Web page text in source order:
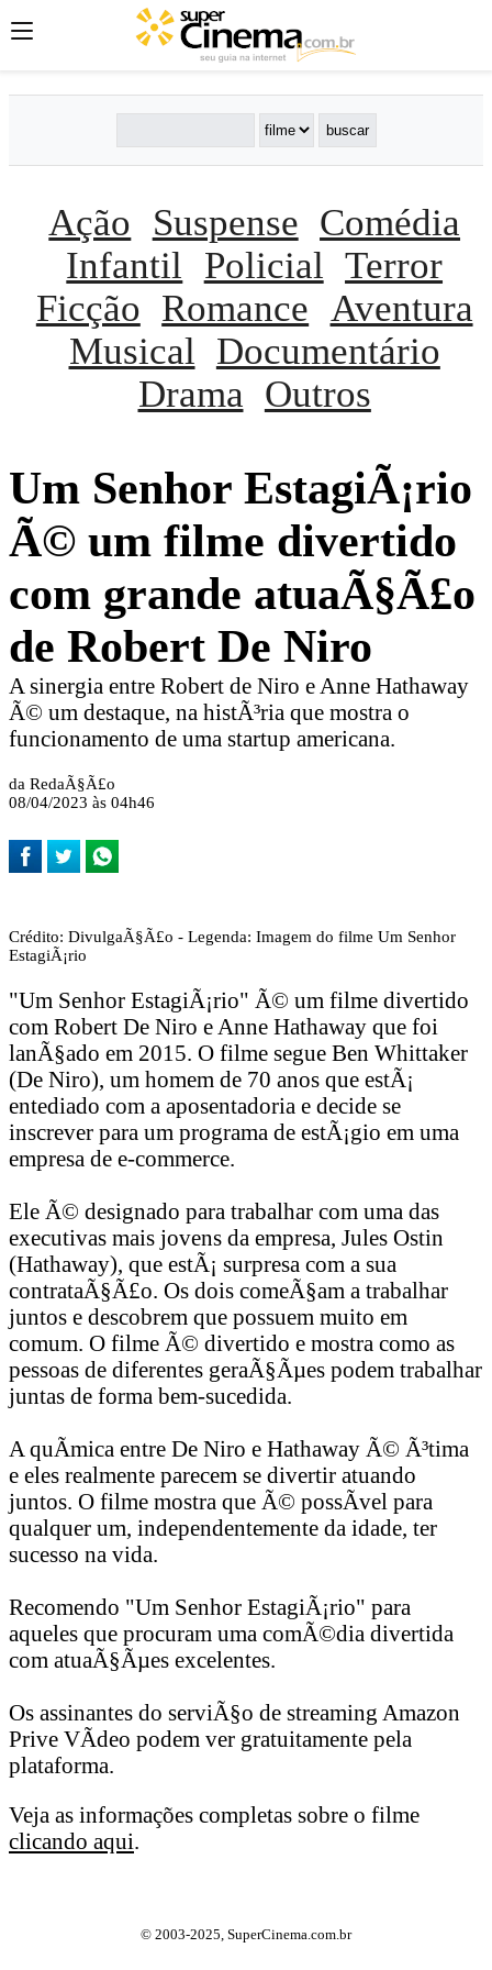
Ação Suspense Comédia
Infantil
Policial Terror
Ficção Romance Aventura
Musical
Documentário
Drama Outros
Um Senhor EstagiÃ¡rio
Ã© um filme divertido
com grande atuaÃ§Ã£o
de Robert De Niro
A sinergia entre Robert de Niro e Anne Hathaway
Ã© um destaque, na histÃ³ria que mostra o
funcionamento de uma startup americana.
da RedaÃ§Ã£o
08/04/2023 às 04h46
Crédito: DivulgaÃ§Ã£o - Legenda: Imagem do filme Um Senhor
EstagiÃ¡rio
"Um Senhor EstagiÃ¡rio" Ã© um filme divertido
com Robert De Niro e Anne Hathaway que foi
lanÃ§ado em 2015. O filme segue Ben Whittaker
(De Niro), um homem de 70 anos que estÃ¡
entediado com a aposentadoria e decide se
inscrever para um programa de estÃ¡gio em uma
empresa de e-commerce.
Ele Ã© designado para trabalhar com uma das
executivas mais jovens da empresa, Jules Ostin
(Hathaway), que estÃ¡ surpresa com a sua
contrataÃ§Ã£o. Os dois comeÃ§am a trabalhar
juntos e descobrem que possuem muito em
comum. O filme Ã© divertido e mostra como as
pessoas de diferentes geraÃ§Ãµes podem trabalhar
juntas de forma bem-sucedida.
A quÃ­mica entre De Niro e Hathaway Ã© Ã³tima
e eles realmente parecem se divertir atuando
juntos. O filme mostra que Ã© possÃ­vel para
qualquer um, independentemente da idade, ter
sucesso na vida.
Recomendo "Um Senhor EstagiÃ¡rio" para
aqueles que procuram uma comÃ©dia divertida
com atuaÃ§Ãµes excelentes.
Os assinantes do serviÃ§o de streaming Amazon
Prive VÃ­deo podem ver gratuitamente pela
plataforma.
Veja as informações completas sobre o filme
clicando aqui.
© 2003-2025, SuperCinema.com.br